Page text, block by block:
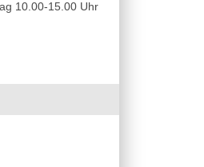
10.00-15.00 Uhr